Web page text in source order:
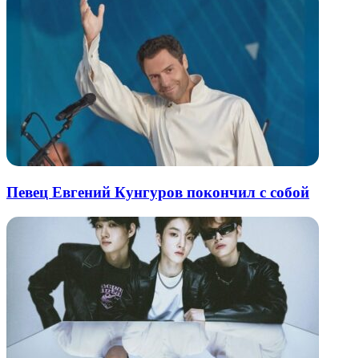
Певец Евгений Кунгуров покончил с собой